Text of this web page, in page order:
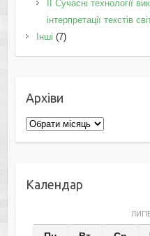
II Cучасні технології
інтерпретації текстів
Інші (7)
Архіви
Архіви
Календар